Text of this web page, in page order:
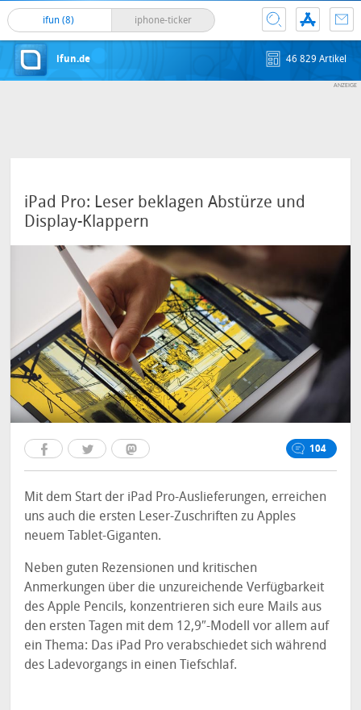
ifun (8) iphone-ticker
ifun.de 46 829 Artikel
iPad Pro: Leser beklagen Abstürze und
Display-Klappern
104
Mit dem Start der iPad Pro-Auslieferungen, erreichen
uns auch die ersten Leser-Zuschriften zu Apples
neuem Tablet-Giganten.
Neben guten Rezensionen und kritischen
Anmerkungen über die unzureichende Verfügbarkeit
des Apple Pencils, konzentrieren sich eure Mails aus
den ersten Tagen mit dem 12,9″-Modell vor allem auf
ein Thema: Das iPad Pro verabschiedet sich während
des Ladevorgangs in einen Tiefschlaf.